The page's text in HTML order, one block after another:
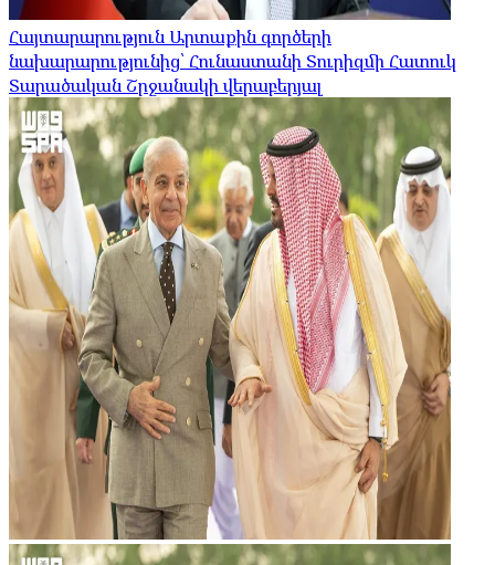
Հայտարարություն Արտաքին գործերի
նախարարությունից՝ Հունաստանի Տուրիզմի Հատուկ
Տարածական Շրջանակի վերաբերյալ